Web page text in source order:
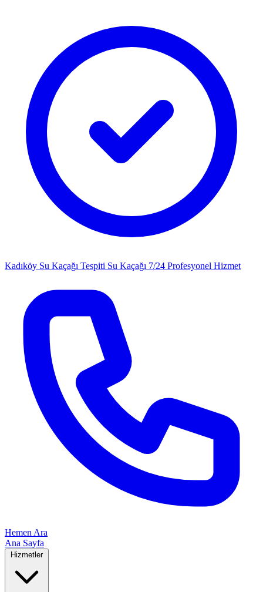
Kadıköy Su Kaçağı Tespiti Su Kaçağı 7/24 Profesyonel Hizmet
Hemen Ara
Ana Sayfa
Hizmetler